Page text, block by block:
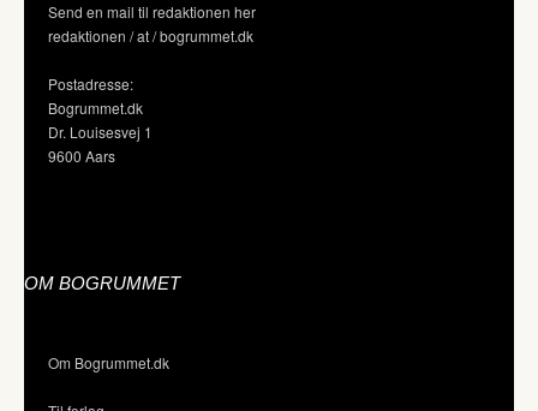
Send en mail til redaktionen her
redaktionen / at / bogrummet.dk
Postadresse:
Bogrummet.dk
Dr. Louisesvej 1
9600 Aars
OM BOGRUMMET
Om Bogrummet.dk